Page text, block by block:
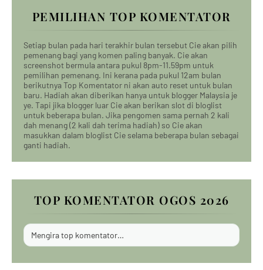
PEMILIHAN TOP KOMENTATOR
Setiap bulan pada hari terakhir bulan tersebut Cie akan pilih
pemenang bagi yang komen paling banyak. Cie akan
screenshot bermula antara pukul 8pm-11.59pm untuk
pemilihan pemenang. Ini kerana pada pukul 12am bulan
berikutnya Top Komentator ni akan auto reset untuk bulan
baru. Hadiah akan diberikan hanya untuk blogger Malaysia je
ye. Tapi jika blogger luar Cie akan berikan slot di bloglist
untuk beberapa bulan. Jika pengomen sama pernah 2 kali
dah menang (2 kali dah terima hadiah) so Cie akan
masukkan dalam bloglist Cie selama beberapa bulan sebagai
ganti hadiah.
TOP KOMENTATOR OGOS 2026
Mengira top komentator…